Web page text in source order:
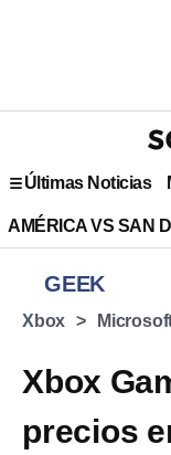
Últimas Noticias
AMÉRICA VS SAN
GEEK
Xbox
Xbox
precios